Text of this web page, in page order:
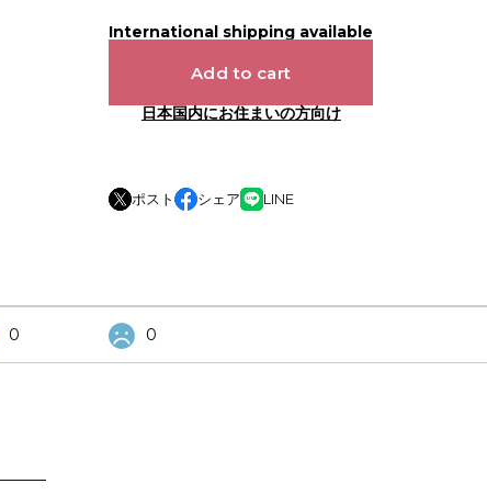
International shipping available
Add to cart
日本国内にお住まいの方向け
ポスト シェア LINE
0 0